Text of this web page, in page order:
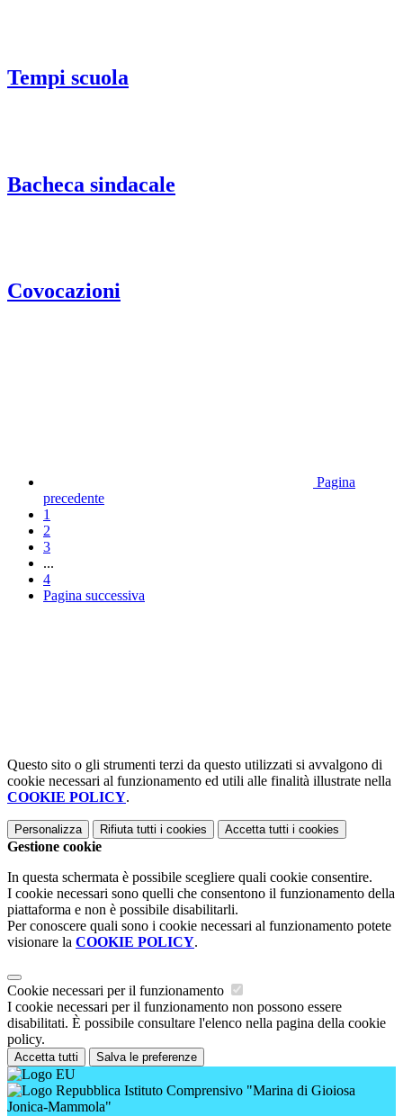
Tempi scuola
Bacheca sindacale
Covocazioni
Pagina
precedente
1
2
3
...
4
Pagina successiva
Questo sito o gli strumenti terzi da questo utilizzati si avvalgono di
cookie necessari al funzionamento ed utili alle finalità illustrate nella
COOKIE POLICY.
Personalizza Rifiuta tutti i cookies Accetta tutti i cookies
Gestione cookie
In questa schermata è possibile scegliere quali cookie consentire.
I cookie necessari sono quelli che consentono il funzionamento della
piattaforma e non è possibile disabilitarli.
Per conoscere quali sono i cookie necessari al funzionamento potete
visionare la COOKIE POLICY.
Cookie necessari per il funzionamento
I cookie necessari per il funzionamento non possono essere
disabilitati. È possibile consultare l'elenco nella pagina della cookie
policy.
Accetta tutti Salva le preferenze
Istituto Comprensivo "Marina di Gioiosa
Jonica-Mammola"